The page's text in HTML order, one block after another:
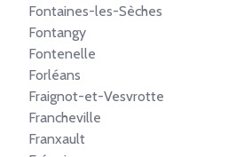
Fontaines-les-Sèches
Fontangy
Fontenelle
Forléans
Fraignot-et-Vesvrotte
Francheville
Franxault